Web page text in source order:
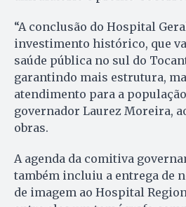
“A conclusão do Hospital
investimento histórico, que
saúde pública no sul do
garantindo mais estrutura,
atendimento para a
governador Laurez Moreira,
obras.
A agenda da comitiva
também incluiu a entrega de
de imagem ao Hospital